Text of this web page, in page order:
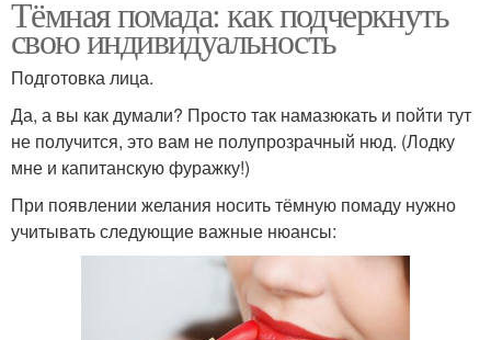
Тёмная помада: как подчеркнуть
свою индивидуальность
Подготовка лица.
Да, а вы как думали? Просто так намазюкать и пойти тут
не получится, это вам не полупрозрачный нюд. (Лодку
мне и капитанскую фуражку!)
При появлении желания носить тёмную помаду нужно
учитывать следующие важные нюансы: